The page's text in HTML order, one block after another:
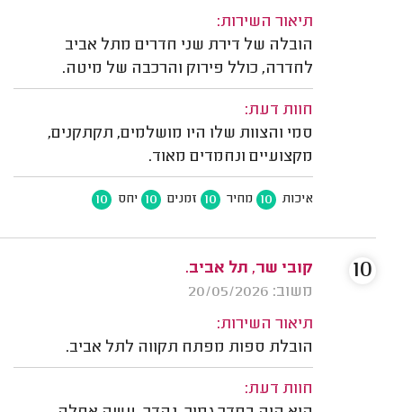
תיאור השירות:
הובלה של דירת שני חדרים מתל אביב
לחדרה, כולל פירוק והרכבה של מיטה.
חוות דעת:
סמי והצוות שלו היו מושלמים, תקתקנים,
מקצועיים ונחמדים מאוד.
איכות 10 מחיר 10 זמנים 10 יחס 10
קובי שר, תל אביב.
משוב: 20/05/2026
תיאור השירות:
הובלת ספות מפתח תקווה לתל אביב.
חוות דעת:
10